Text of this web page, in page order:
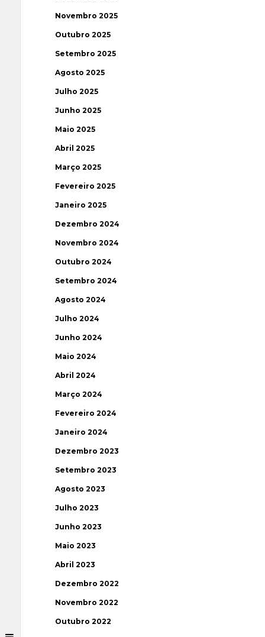
Novembro 2025
Outubro 2025
Setembro 2025
Agosto 2025
Julho 2025
Junho 2025
Maio 2025
Abril 2025
Março 2025
Fevereiro 2025
Janeiro 2025
Dezembro 2024
Novembro 2024
Outubro 2024
Setembro 2024
Agosto 2024
Julho 2024
Junho 2024
Maio 2024
Abril 2024
Março 2024
Fevereiro 2024
Janeiro 2024
Dezembro 2023
Setembro 2023
Agosto 2023
Julho 2023
Junho 2023
Maio 2023
Abril 2023
Dezembro 2022
Novembro 2022
Outubro 2022